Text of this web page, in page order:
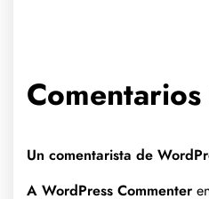
Un comentarista de
A WordPress Commenter